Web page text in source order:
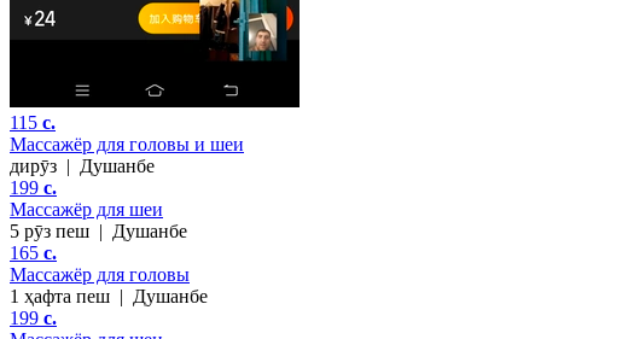
115 c.
Массажёр для головы и шеи
дирӯз | Душанбе
199 c.
Массажёр для шеи
5 рӯз пеш | Душанбе
165 c.
Массажёр для головы
1 ҳафта пеш | Душанбе
199 c.